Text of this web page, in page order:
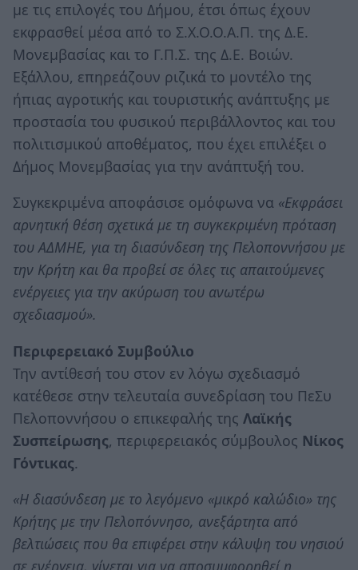
με τις επιλογές του Δήμου, έτσι όπως έχουν
εκφρασθεί μέσα από το Σ.Χ.Ο.Ο.Α.Π. της Δ.Ε.
Μονεμβασίας και το Γ.Π.Σ. της Δ.Ε. Βοιών.
Εξάλλου, επηρεάζουν ριζικά το μοντέλο της
ήπιας αγροτικής και τουριστικής ανάπτυξης με
προστασία του φυσικού περιβάλλοντος και του
πολιτισμικού αποθέματος, που έχει επιλέξει ο
Δήμος Μονεμβασίας για την ανάπτυξή του.
Συγκεκριμένα αποφάσισε ομόφωνα να «Εκφράσει
αρνητική θέση σχετικά με τη συγκεκριμένη πρόταση
του ΑΔΜΗΕ, για τη διασύνδεση της Πελοποννήσου με
την Κρήτη και θα προβεί σε όλες τις απαιτούμενες
ενέργειες για την ακύρωση του ανωτέρω
σχεδιασμού».
Περιφερειακό Συμβούλιο
Την αντίθεσή του στον εν λόγω σχεδιασμό
κατέθεσε στην τελευταία συνεδρίαση του ΠεΣυ
Πελοποννήσου ο επικεφαλής της Λαϊκής
Συσπείρωσης, περιφερειακός σύμβουλος Νίκος
Γόντικας.
«Η διασύνδεση με το λεγόμενο «μικρό καλώδιο» της
Κρήτης με την Πελοπόννησο, ανεξάρτητα από
βελτιώσεις που θα επιφέρει στην κάλυψη του νησιού